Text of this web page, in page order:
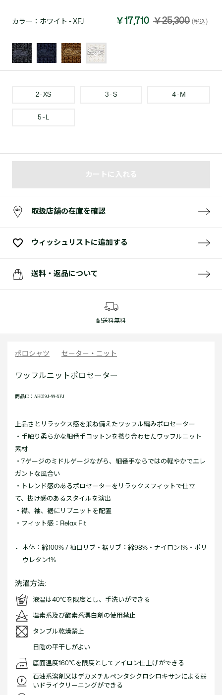
カラー： ホワイト - XFJ ￥17,710 ￥25,300 (税込)
2 - XS 3 - S 4 - M
5 - L
カートに入れる
取扱店舗の在庫を確認
ウィッシュリストに追加する
送料・返品について
配送料無料
ポロシャツ セーター・ニット
ワッフルニットポロセーター
商品ID：AH019J-99-XFJ
上品さとリラックス感を兼ね備えたワッフル編みポロセーター
・手触り柔らかな細番手コットンを撚り合わせたワッフルニット
素材
・7ゲージのミドルゲージながら、細番手ならではの軽やかでエレ
ガントな風合い
・トレンド感のあるポロセーターをリラックスフィットで仕立
て、抜け感のあるスタイルを演出
・襟、袖、裾にリブニットを配置
・フィット感：Relax Fit
本体：綿100% / 袖口リブ・裾リブ：綿98%・ナイロン1%・ポリ
ウレタン1%
洗濯方法:
液温は40℃を限度とし、手洗いができる
塩素系及び酸素系漂白剤の使用禁止
タンブル乾燥禁止
日陰の平干しがよい
底面温度160℃を限度としてアイロン仕上げができる
石油系溶剤又はデカメチルペンタシクロシロキサンによる弱
いドライクリーニングができる